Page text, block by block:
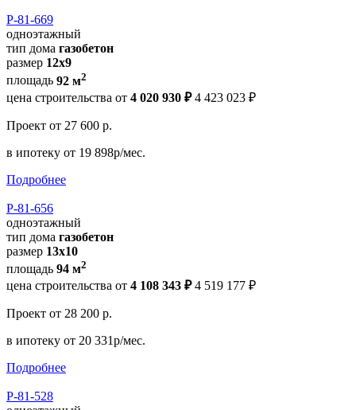
Р-81-669
одноэтажный
тип дома газобетон
размер 12x9
площадь 92 м2
цена строительства от 4 020 930 ₽ 4 423 023 ₽
Проект от 27 600 р.
в ипотеку от 19 898р/мес.
Подробнее
Р-81-656
одноэтажный
тип дома газобетон
размер 13x10
площадь 94 м2
цена строительства от 4 108 343 ₽ 4 519 177 ₽
Проект от 28 200 р.
в ипотеку от 20 331р/мес.
Подробнее
Р-81-528